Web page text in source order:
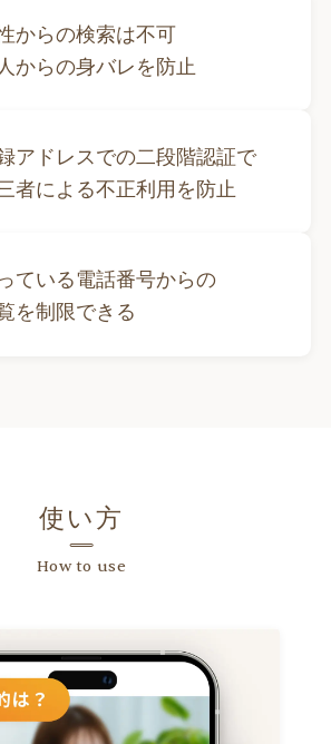
からの検索は不可
からの身バレを防止
アドレスでの二段階認証で
者による不正利用を防止
ている電話番号からの
を制限できる
使い方
How to use